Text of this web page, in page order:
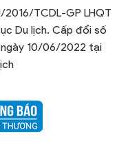
2016/TCDL-GP LHQT
Du lịch. Cấp đổi số
10/06/2022 tại